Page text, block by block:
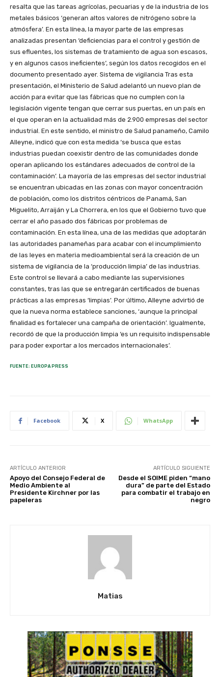
resalta que las tareas agrícolas, pecuarias y de la industria de los
metales básicos ‘generan altos valores de nitrógeno sobre la
atmósfera’. En esta línea, la mayor parte de las empresas
analizadas presentan ‘deficiencias para el control y gestión de
sus efluentes, los sistemas de tratamiento de agua son escasos,
y en algunos casos ineficientes’, según los datos recogidos en el
documento presentado ayer. Sistema de vigilancia Tras esta
presentación, el Ministerio de Salud adelantó un nuevo plan de
acción para evitar que las fábricas que no cumplen con la
legislación vigente tengan que cerrar sus puertas, en un país en
el que operan en la actualidad más de 2.900 empresas del sector
industrial. En este sentido, el ministro de Salud panameño, Camilo
Alleyne, indicó que con esta medida ‘se busca que estas
industrias puedan coexistir dentro de las comunidades donde
operan aplicando los estándares adecuados de control de la
contaminación’. La mayoría de las empresas del sector industrial
se encuentran ubicadas en las zonas con mayor concentración
de población, como los distritos céntricos de Panamá, San
Miguelito, Arraiján y La Chorrera, en los que el Gobierno tuvo que
cerrar el año pasado dos fábricas por problemas de
contaminación. En esta línea, una de las medidas que adoptarán
las autoridades panameñas para acabar con el incumplimiento
de las leyes en materia medioambiental será la creación de un
sistema de vigilancia de la ‘producción limpia’ de las industrias.
Este control se llevará a cabo mediante las supervisiones
constantes, tras las que se entregarán certificados de buenas
prácticas a las empresas ‘limpias’. Por último, Alleyne advirtió de
que la nueva norma establece sanciones, ‘aunque la principal
finalidad es fortalecer una campaña de orientación’. Igualmente,
recordó de que la producción limpia ‘es un requisito indispensable
para poder exportar a los mercados internacionales’.
FUENTE: EUROPA PRESS
Facebook X WhatsApp
ARTÍCULO ANTERIOR
Apoyo del Consejo Federal de
Medio Ambiente al
Presidente Kirchner por las
papeleras
ARTÍCULO SIGUIENTE
Desde el SOIME piden “mano
dura” de parte del Estado
para combatir el trabajo en
negro
Matias